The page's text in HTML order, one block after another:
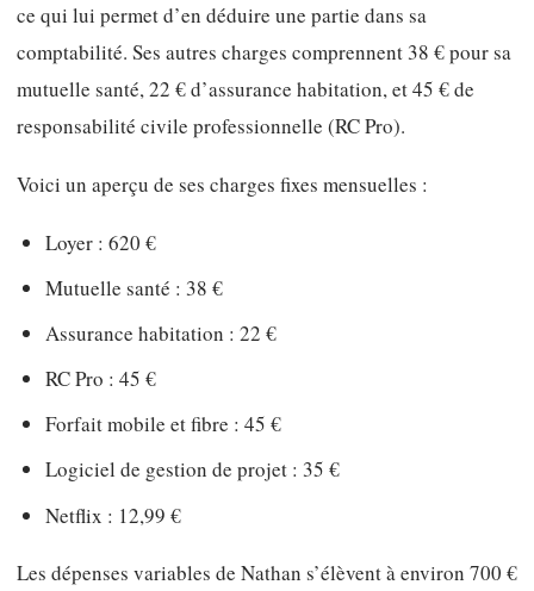
ce qui lui permet d’en déduire une partie dans sa
comptabilité. Ses autres charges comprennent 38 € pour sa
mutuelle santé, 22 € d’assurance habitation, et 45 € de
responsabilité civile professionnelle (RC Pro).
Voici un aperçu de ses charges fixes mensuelles :
Loyer : 620 €
Mutuelle santé : 38 €
Assurance habitation : 22 €
RC Pro : 45 €
Forfait mobile et fibre : 45 €
Logiciel de gestion de projet : 35 €
Netflix : 12,99 €
Les dépenses variables de Nathan s’élèvent à environ 700 €